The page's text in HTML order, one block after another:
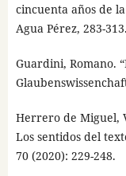
cincuenta años de
Agua Pérez, 283-
Guardini, Romano.
Herrero de Miguel,
Los sentidos del
70 (2020): 229-248.